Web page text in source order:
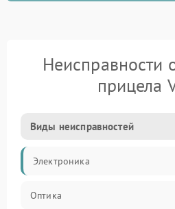
Неисправности
прицела
Виды неисправностей
Электроника
Оптика